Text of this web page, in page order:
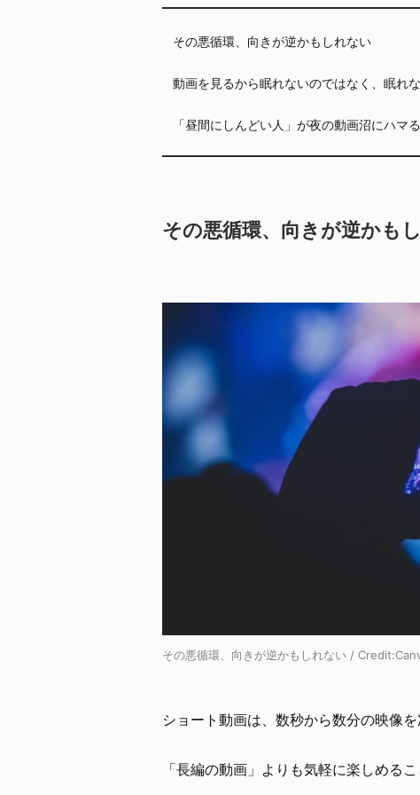
その悪循環、向きが逆かもしれない
動画を見るから眠れないのではなく、眠れ
「昼間にしんどい人」が夜の動画沼にハマる
その悪循環、向きが逆かも
その悪循環、向きが逆かもしれない /
ショート動画は、数秒から数分の映像
「長編の動画」よりも気軽に楽しめる